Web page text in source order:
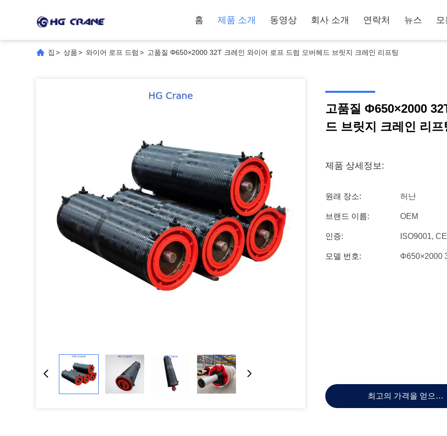
홈 제품 소개 동영상 회사 소개 연락처 뉴스
집 > 상품> 와이어 로프 드럼 > 고품질 Φ650×2000 32T 크레인 와이어 로프 드럼 오버헤드 브릿지 크레인 리프팅
고품질 Φ650×2000
드 브릿지 크레인 리프
제품 상세정보:
원래 장소: 허난
브랜드 이름: OEM
인증: ISO9001, CE
모델 번호: Φ650×2000
최고의 가격을 얻으십